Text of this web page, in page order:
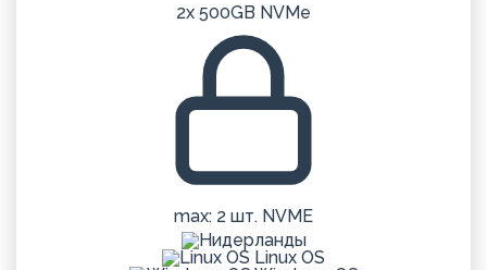
2x 500GB NVMe
max: 2 шт. NVME
Linux OS